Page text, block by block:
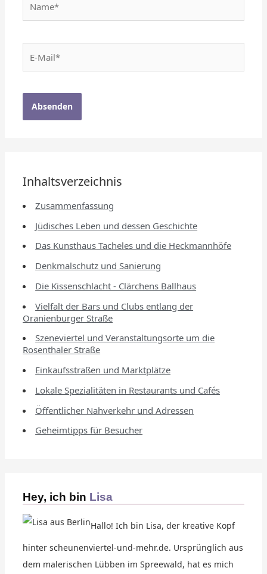
Mail*
Inhaltsverzeichnis
Zusammenfassung
Jüdisches Leben und dessen Geschichte
Das Kunsthaus Tacheles und die Heckmannhöfe
Denkmalschutz und Sanierung
Die Kissenschlacht - Clärchens Ballhaus
Vielfalt der Bars und Clubs entlang der
Oranienburger Straße
Szeneviertel und Veranstaltungsorte um die
Rosenthaler Straße
Einkaufsstraßen und Marktplätze
Lokale Spezialitäten in Restaurants und Cafés
Öffentlicher Nahverkehr und Adressen
Geheimtipps für Besucher
Hey, ich bin Lisa
Hallo! Ich bin Lisa, der kreative Kopf
hinter scheunenviertel-und-mehr.de. Ursprünglich aus
dem malerischen Lübben im Spreewald, hat es mich